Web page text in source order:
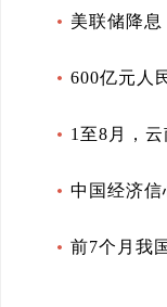
美联储降息
600亿元人
1至8月，
中国经济
前7个月我